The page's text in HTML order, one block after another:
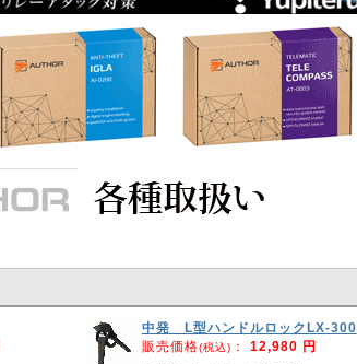
中発 L型ハンドルロックLX-300
販売価格(税込) ： 12,980 円